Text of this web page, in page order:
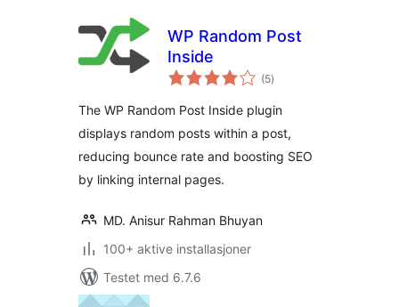
WP Random Post
Inside
(5totale
vurderinger
)
The WP Random Post Inside plugin
displays random posts within a post,
reducing bounce rate and boosting SEO
by linking internal pages.
MD. Anisur Rahman Bhuyan
100+ aktive installasjoner
Testet med 6.7.6